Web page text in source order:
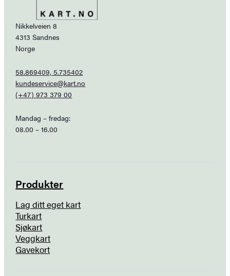
Nikkelveien 8
4313 Sandnes
Norge
58.869409, 5.735402
kundeservice@kart.no
(+47) 973 379 00
Mandag – fredag:
08.00 – 16.00
Produkter
Lag ditt eget kart
Turkart
Sjøkart
Veggkart
Gavekort